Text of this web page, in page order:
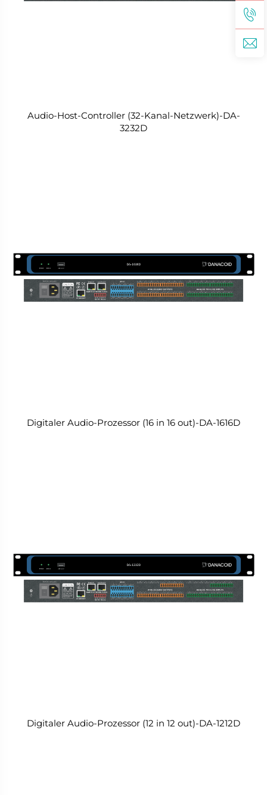
Audio-Host-Controller (32-Kanal-Netzwerk)-DA-
3232D
Digitaler Audio-Prozessor (16 in 16 out)-DA-1616D
Digitaler Audio-Prozessor (12 in 12 out)-DA-1212D